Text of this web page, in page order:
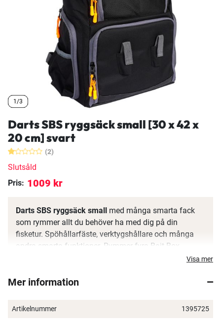
1/3
1/3
1/3
Darts SBS ryggsäck small [30 x 42 x
20 cm] svart
(2)
Slutsåld
Pris: 1009 kr
Darts SBS ryggsäck small med många smarta fack
som rymmer allt du behöver ha med dig på din
fisketur. Spöhållarfäste, verktygshållare och många
andra smarta funktioner. Rymmer fyra Bait Box
Medium eller Soft Lure Box Medium, boxar ingår ej.Visa mer
Mer information
Artikelnummer 1395725